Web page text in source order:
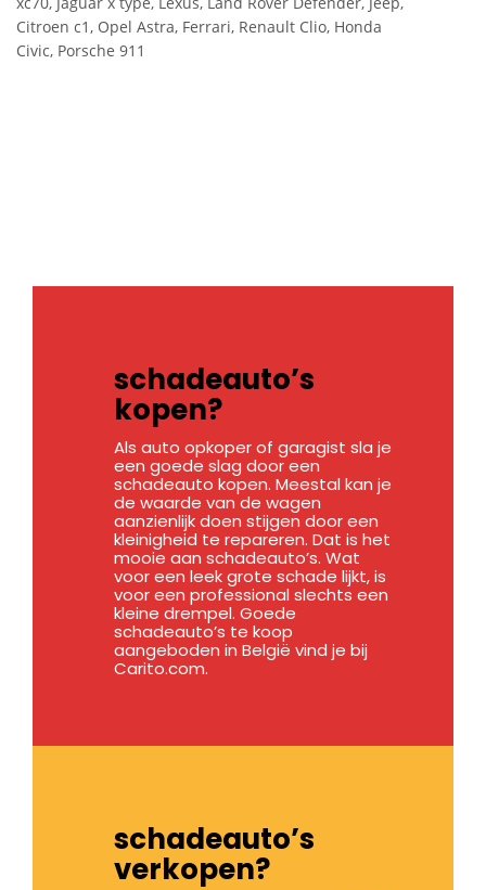
Citroen c1, Opel Astra, Ferrari, Renault Clio, Honda
Civic, Porsche 911
schadeauto’s
kopen?
Als auto opkoper of garagist sla je
een goede slag door een
schadeauto kopen. Meestal kan je
de waarde van de wagen
aanzienlijk doen stijgen door een
kleinigheid te repareren. Dat is het
mooie aan schadeauto’s. Wat
voor een leek grote schade lijkt, is
voor een professional slechts een
kleine drempel. Goede
schadeauto’s te koop
aangeboden in België vind je bij
Carito.com.
schadeauto’s
verkopen?